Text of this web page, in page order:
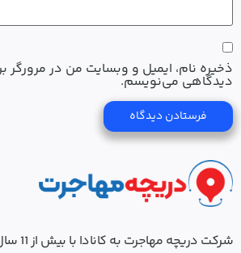
ذخیره نام، ایمیل و وبسایت من در مرورگر
دیدگاهی می‌نویسم.
شرکت